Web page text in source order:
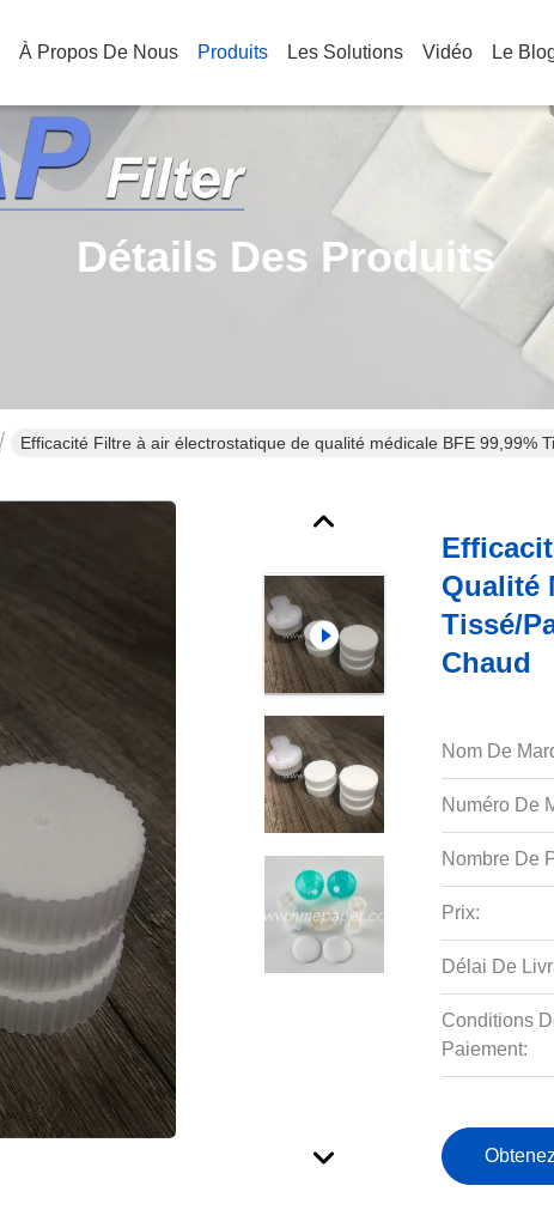
À Propos De Nous Produits Les Solutions Vidéo Le
Détails Des Produits
Efficacité Filtre à air électrostatique de qualité médicale BFE 99,99%
Qualité
Tissé/
Chaud
Nom De
Numéro De
Nombre De
Prix:
Délai De
Conditions
Paiement: